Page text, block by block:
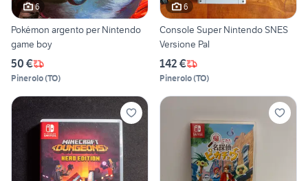
6
Pokémon argento per Nintendo
game boy
50 €
Pinerolo(TO)
6
Console Super Nintendo SNES
Versione Pal
142 €
Pinerolo(TO)